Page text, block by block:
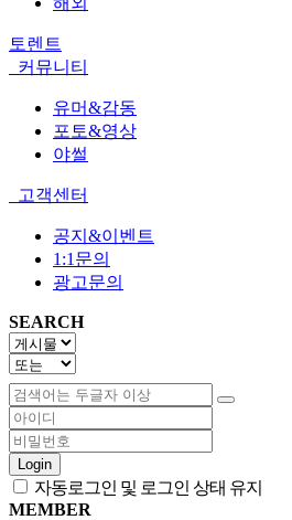
토렌트
커뮤니티
유머&감동
포토&영상
야썰
고객센터
공지&이벤트
1:1문의
광고문의
SEARCH
Login
자동로그인 및 로그인 상태 유지
MEMBER